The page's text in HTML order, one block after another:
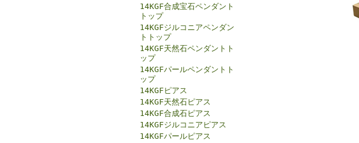
14KGF合成宝石ペンダント
トップ
14KGFジルコニアペンダン
トトップ
14KGF天然石ペンダントト
ップ
14KGFパールペンダントト
ップ
14KGFピアス
14KGF天然石ピアス
14KGF合成石ピアス
14KGFジルコニアピアス
14KGFパールピアス